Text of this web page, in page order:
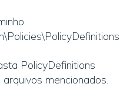
PolicyDefinitions
mencionados.